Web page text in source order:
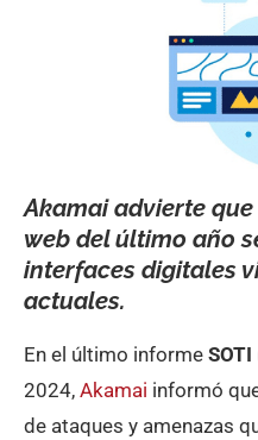
Akamai advierte
web del último año
interfaces digitales
actuales.
En el último informe
2024, Akamai informó
de ataques y amenazas